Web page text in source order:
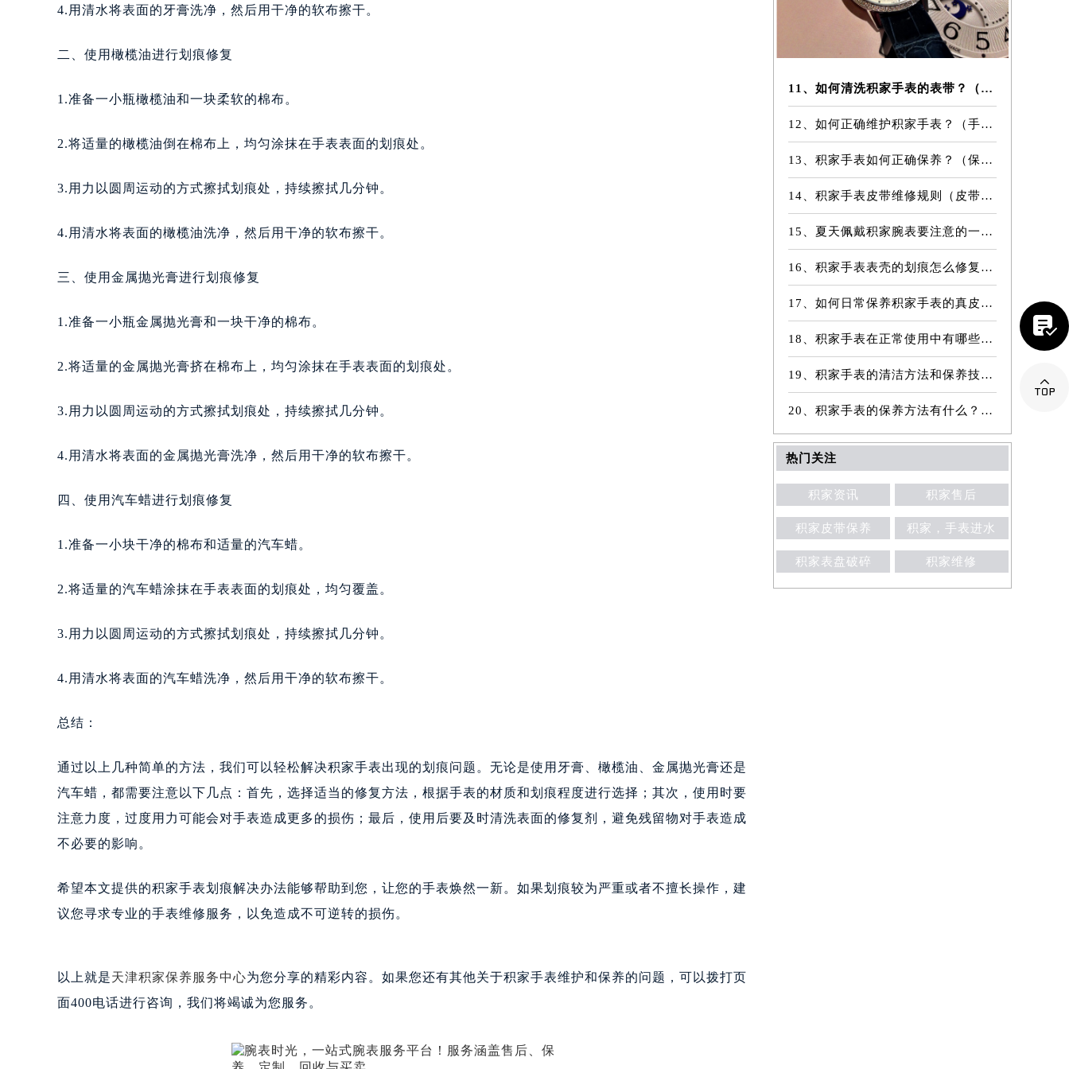
4.用清水将表面的牙膏洗净，然后用干净的软布擦干。
二、使用橄榄油进行划痕修复
1.准备一小瓶橄榄油和一块柔软的棉布。
2.将适量的橄榄油倒在棉布上，均匀涂抹在手表表面的划痕处。
3.用力以圆周运动的方式擦拭划痕处，持续擦拭几分钟。
4.用清水将表面的橄榄油洗净，然后用干净的软布擦干。
三、使用金属抛光膏进行划痕修复
1.准备一小瓶金属抛光膏和一块干净的棉布。
2.将适量的金属抛光膏挤在棉布上，均匀涂抹在手表表面的划痕处。
3.用力以圆周运动的方式擦拭划痕处，持续擦拭几分钟。
4.用清水将表面的金属抛光膏洗净，然后用干净的软布擦干。
四、使用汽车蜡进行划痕修复
1.准备一小块干净的棉布和适量的汽车蜡。
2.将适量的汽车蜡涂抹在手表表面的划痕处，均匀覆盖。
3.用力以圆周运动的方式擦拭划痕处，持续擦拭几分钟。
4.用清水将表面的汽车蜡洗净，然后用干净的软布擦干。
总结：
通过以上几种简单的方法，我们可以轻松解决积家手表出现的划痕问题。无论是使用牙膏、橄榄油、金属抛光膏还是
汽车蜡，都需要注意以下几点：首先，选择适当的修复方法，根据手表的材质和划痕程度进行选择；其次，使用时要
注意力度，过度用力可能会对手表造成更多的损伤；最后，使用后要及时清洗表面的修复剂，避免残留物对手表造成
不必要的影响。
希望本文提供的积家手表划痕解决办法能够帮助到您，让您的手表焕然一新。如果划痕较为严重或者不擅长操作，建
议您寻求专业的手表维修服务，以免造成不可逆转的损伤。
以上就是天津积家保养服务中心为您分享的精彩内容。如果您还有其他关于积家手表维护和保养的问题，可以拨打页
面400电话进行咨询，我们将竭诚为您服务。
11、如何清洗积家手表的表带？（表带的清洗方法）
12、如何正确维护积家手表？（手表的正确保养方法）
13、积家手表如何正确保养？（保养方法）
14、积家手表皮带维修规则（皮带维修）
15、夏天佩戴积家腕表要注意的一些细节
16、积家手表表壳的划痕怎么修复？（表壳划痕处理方法）
17、如何日常保养积家手表的真皮表带？
18、积家手表在正常使用中有哪些注意事项？
19、积家手表的清洁方法和保养技巧有哪些？
20、积家手表的保养方法有什么？（手表保养常识）
热门关注
积家资讯 积家售后
积家皮带保养 积家，手表进水
积家表盘破碎 积家维修

